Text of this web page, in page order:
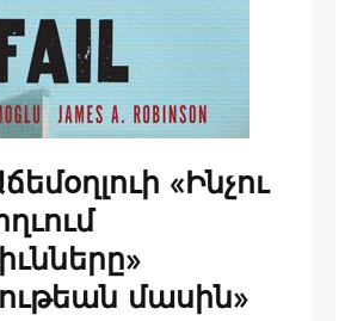
«Ինչու
մասին»